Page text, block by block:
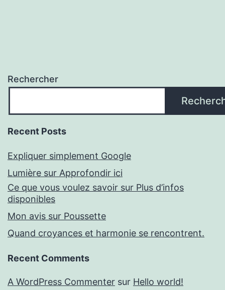
Rechercher
Recent Posts
Expliquer simplement Google
Lumière sur Approfondir ici
Ce que vous voulez savoir sur Plus d’infos
disponibles
Mon avis sur Poussette
Quand croyances et harmonie se rencontrent.
Recent Comments
A WordPress Commenter sur Hello world!